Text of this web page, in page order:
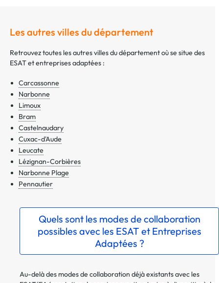
Les autres villes du département
Retrouvez toutes les autres villes du département où se situe des
ESAT et entreprises adaptées :
Carcassonne
Narbonne
Limoux
Bram
Castelnaudary
Cuxac-d'Aude
Leucate
Lézignan-Corbières
Narbonne Plage
Pennautier
Quels sont les modes de collaboration
possibles avec les ESAT et Entreprises
Adaptées ?
Au-delà des modes de collaboration déjà existants avec les